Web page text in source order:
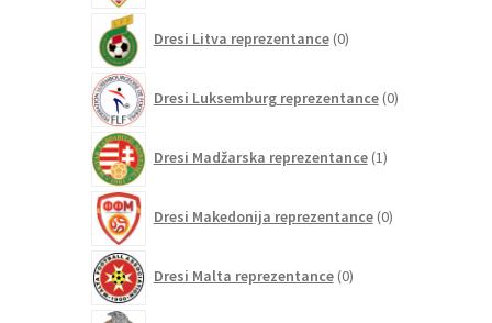
Dresi Litva reprezentance 0izdelkov
Dresi Luksemburg reprezentance 0izdelkov
Dresi Madžarska reprezentance 1izdelek
Dresi Makedonija reprezentance 0izdelkov
Dresi Malta reprezentance 0izdelkov